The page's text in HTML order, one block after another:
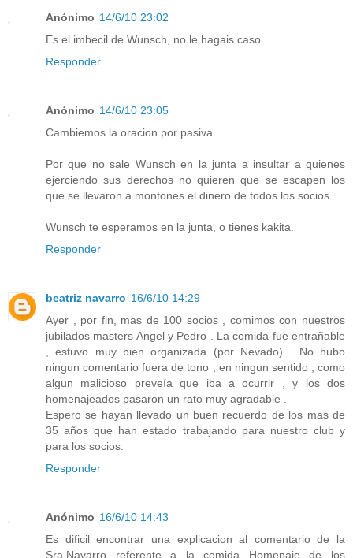
Anónimo 14/6/10 23:02
Es el imbecil de Wunsch, no le hagais caso
Responder
Anónimo 14/6/10 23:05
Cambiemos la oracion por pasiva.
Por que no sale Wunsch en la junta a insultar a quienes
ejerciendo sus derechos no quieren que se escapen los
que se llevaron a montones el dinero de todos los socios.
Wunsch te esperamos en la junta, o tienes kakita.
Responder
beatriz navarro 16/6/10 14:29
Ayer , por fin, mas de 100 socios , comimos con nuestros
jubilados masters Angel y Pedro . La comida fue entrañable
, estuvo muy bien organizada (por Nevado) . No hubo
ningun comentario fuera de tono , en ningun sentido , como
algun malicioso preveía que iba a ocurrir , y los dos
homenajeados pasaron un rato muy agradable .
Espero se hayan llevado un buen recuerdo de los mas de
35 años que han estado trabajando para nuestro club y
para los socios.
Responder
Anónimo 16/6/10 14:43
Es dificil encontrar una explicacion al comentario de la
Sra.Navarro referente a la comida Homenaje de los